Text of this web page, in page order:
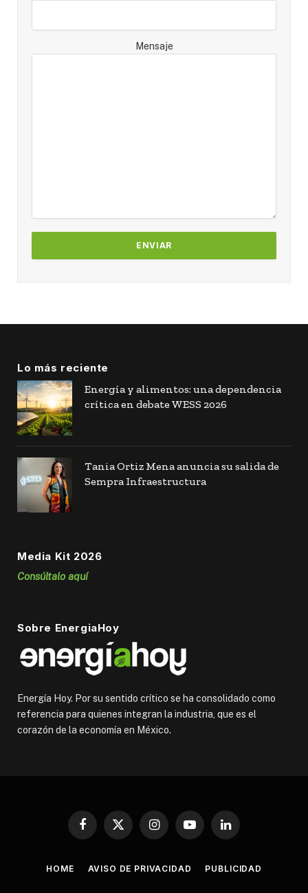
Mensaje
Lo más reciente
Energía y alimentos: una dependencia
crítica en debate WESS 2026
Tania Ortiz Mena anuncia su salida de
Sempra Infraestructura
Media Kit 2026
Consúltalo aquí
Sobre EnergiaHoy
Energía Hoy. Por su sentido crítico se ha consolidado como
referencia para quienes integran la industria, que es el
corazón de la economía en México.
Facebook
X
InstagramYouTubeLinkedIn
HOME AVISO DE PRIVACIDAD PUBLICIDAD